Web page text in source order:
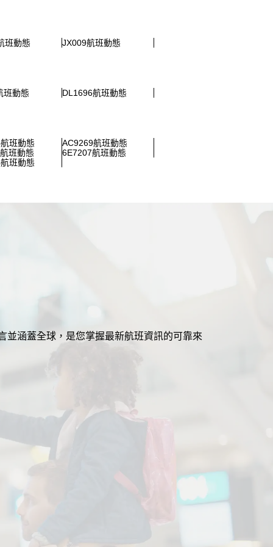
班動態
JX009航班動態
班動態
DL1696航班動態
班動態
AC9269航班動態
班動態
6E7207航班動態
班動態
涵蓋全球，是您掌握最新航班資訊的可靠來